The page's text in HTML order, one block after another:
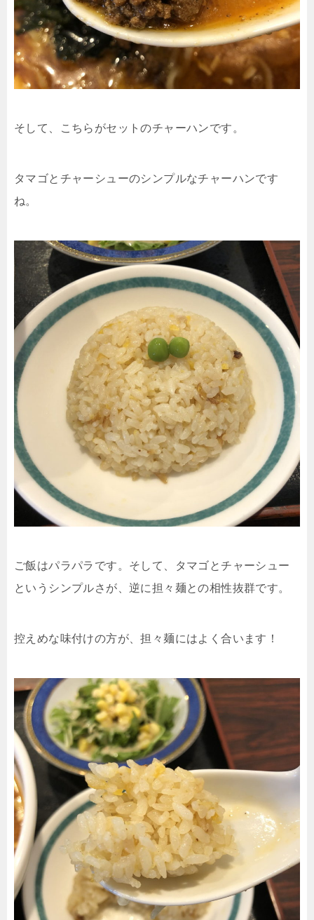
そして、こちらがセットのチャーハンです。
タマゴとチャーシューのシンプルなチャーハンです
ね。
ご飯はパラパラです。そして、タマゴとチャーシュー
というシンプルさが、逆に担々麺との相性抜群です。
控えめな味付けの方が、担々麺にはよく合います！